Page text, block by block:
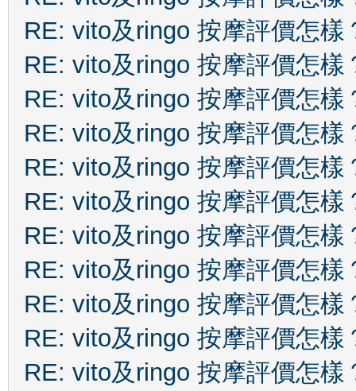
RE: vito及ringo 按摩評價怎樣
RE: vito及ringo 按摩評價怎樣
RE: vito及ringo 按摩評價怎樣
RE: vito及ringo 按摩評價怎樣
RE: vito及ringo 按摩評價怎樣
RE: vito及ringo 按摩評價怎樣
RE: vito及ringo 按摩評價怎樣
RE: vito及ringo 按摩評價怎樣
RE: vito及ringo 按摩評價怎樣
RE: vito及ringo 按摩評價怎樣
RE: vito及ringo 按摩評價怎樣